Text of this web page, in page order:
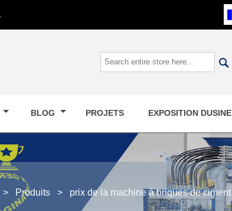

BLOG PROJETS EXPOSITION DUSINE
> Produits > prix de la machine à briques de ciment